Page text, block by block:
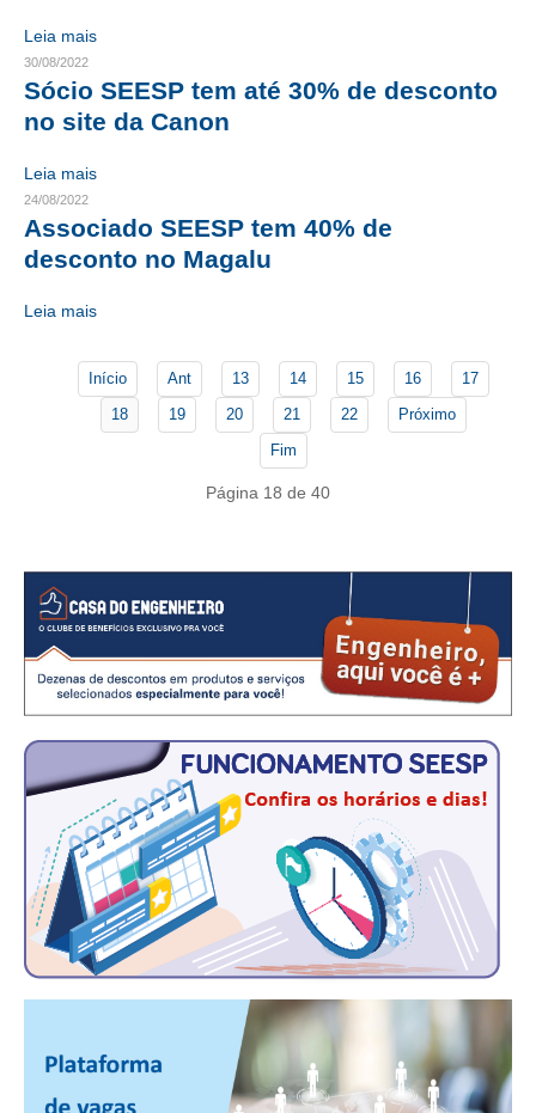
CURSOS
SEESP EDUCAÇÃO
CONVÊNIOS
PLANO DE SAÚDE
CAMPANHAS SALARIAIS
COMUNICAÇÃO
PALAVRA DO MURILO
CONTEÚDO ESPECIAL
JORNAL DO ENGENHEIRO
AGENDA
SEESP NOTÍCIAS
NOTÍCIAS NO WHATSAPP
PUBLICAÇÕES
Leia mais
30/08/2022
Sócio SEESP tem até 30% de desconto
no site da Canon
Leia mais
24/08/2022
Associado SEESP tem 40% de
desconto no Magalu
Leia mais
Início Ant 13 14 15 16
17
18
19 20 21 22
Próximo
Fim
Página 18 de 40